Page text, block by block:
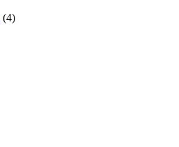
(4)